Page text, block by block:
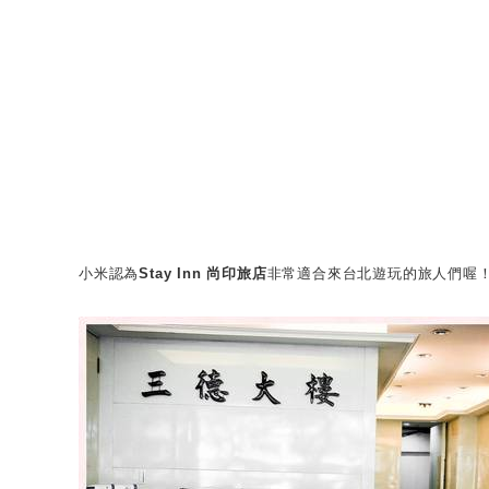
小米認為Stay Inn 尚印旅店非常適合來台北遊玩的旅人們喔